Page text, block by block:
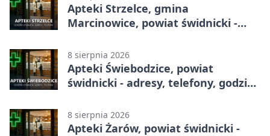
Apteki Strzelce, gmina
Marcinowice, powiat świdnicki -
8 sierpnia 2026
Apteki Świebodzice, powiat
świdnicki - adresy, telefony, godziny
8 sierpnia 2026
Apteki Żarów, powiat świdnicki -